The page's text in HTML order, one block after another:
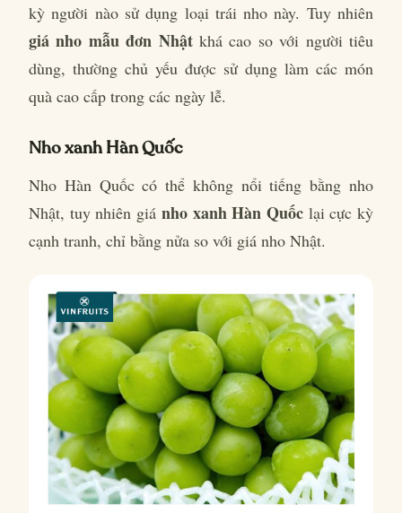
kỳ người nào sử dụng loại trái nho này. Tuy nhiên
giá nho mẫu đơn Nhậtkhá cao so với người tiêu
dùng, thường chủ yếu được sử dụng làm các món
quà cao cấp trong các ngày lễ.
Nho xanh Hàn Quốc
Nho Hàn Quốc có thể không nổi tiếng bằng nho
Nhật, tuy nhiên giá nho xanh Hàn Quốclại cực kỳ
cạnh tranh, chỉ bằng nửa so với giá nho Nhật.